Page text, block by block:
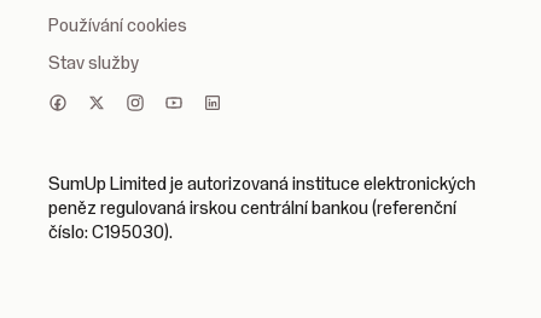
Používání cookies
Stav služby
SumUp Limited je autorizovaná instituce elektronických
peněz regulovaná irskou centrální bankou (referenční
číslo: C195030).